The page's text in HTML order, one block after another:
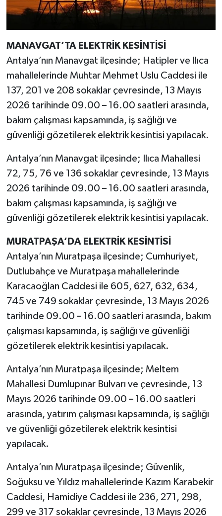
MANAVGAT’TA ELEKTRİK KESİNTİSİ
Antalya’nın Manavgat ilçesinde; Hatipler ve Ilıca
mahallelerinde Muhtar Mehmet Uslu Caddesi ile
137, 201 ve 208 sokaklar çevresinde, 13 Mayıs
2026 tarihinde 09.00 – 16.00 saatleri arasında,
bakım çalışması kapsamında, iş sağlığı ve
güvenliği gözetilerek elektrik kesintisi yapılacak.
Antalya’nın Manavgat ilçesinde; Ilıca Mahallesi
72, 75, 76 ve 136 sokaklar çevresinde, 13 Mayıs
2026 tarihinde 09.00 – 16.00 saatleri arasında,
bakım çalışması kapsamında, iş sağlığı ve
güvenliği gözetilerek elektrik kesintisi yapılacak.
MURATPAŞA’DA ELEKTRİK KESİNTİSİ
Antalya’nın Muratpaşa ilçesinde; Cumhuriyet,
Dutlubahçe ve Muratpaşa mahallelerinde
Karacaoğlan Caddesi ile 605, 627, 632, 634,
745 ve 749 sokaklar çevresinde, 13 Mayıs 2026
tarihinde 09.00 – 16.00 saatleri arasında, bakım
çalışması kapsamında, iş sağlığı ve güvenliği
gözetilerek elektrik kesintisi yapılacak.
Antalya’nın Muratpaşa ilçesinde; Meltem
Mahallesi Dumlupınar Bulvarı ve çevresinde, 13
Mayıs 2026 tarihinde 09.00 – 16.00 saatleri
arasında, yatırım çalışması kapsamında, iş sağlığı
ve güvenliği gözetilerek elektrik kesintisi
yapılacak.
Antalya’nın Muratpaşa ilçesinde; Güvenlik,
Soğuksu ve Yıldız mahallelerinde Kazım Karabekir
Caddesi, Hamidiye Caddesi ile 236, 271, 298,
299 ve 317 sokaklar çevresinde, 13 Mayıs 2026